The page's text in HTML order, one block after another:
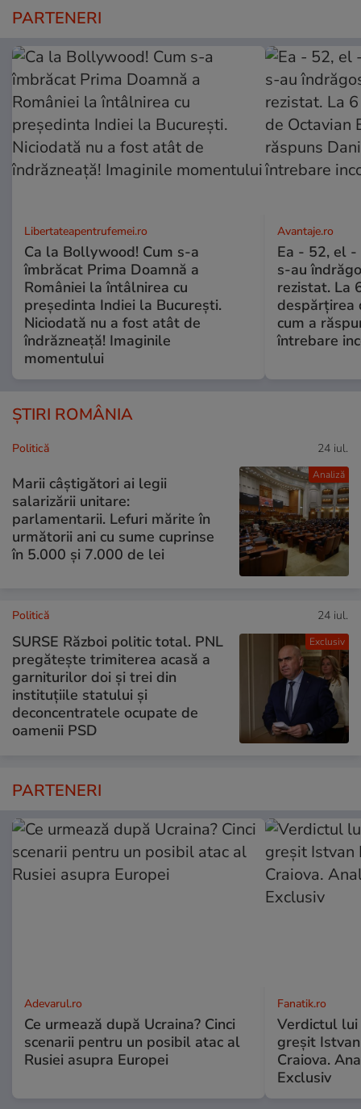
PARTENERI
Libertateapentrufemei.ro
Ca la Bollywood! Cum s-a
îmbrăcat Prima Doamnă a
României la întâlnirea cu
președinta Indiei la București.
Niciodată nu a fost atât de
îndrăzneață! Imaginile
momentului
Avantaje.ro
Ea - 52, el -
s-au
rezistat. La
despărțirea
cum a
întrebare
ȘTIRI ROMÂNIA
Analiză
Politică 24 iul.
Marii câștigători ai legii
salarizării unitare:
parlamentarii. Lefuri mărite în
următorii ani cu sume cuprinse
în 5.000 și 7.000 de lei
Exclusiv
Politică 24 iul.
SURSE Război politic total. PNL
pregătește trimiterea acasă a
garniturilor doi și trei din
instituțiile statului și
deconcentratele ocupate de
oamenii PSD
PARTENERI
Adevarul.ro
Ce urmează după Ucraina? Cinci
scenarii pentru un posibil atac al
Rusiei asupra Europei
Fanatik.ro
Verdictul lui
greșit
Craiova.
Exclusiv